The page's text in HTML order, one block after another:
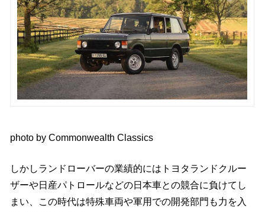
photo by Commonwealth Classics
しかしランドローバーの業績的にはトヨタランドクルー
ザーや日産パトロールなどの日本車との競合に負けてし
まい、この時代は特殊車両や軍用での開発部門も力を入